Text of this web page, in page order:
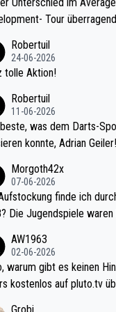
Tour
Da gewinnst keinen Blumentopf - ist ja n
eines Kreisligisten vs einem Bu
Robertuil
24-06-2026
tolle Aktion!
Robertuil
11-06-2026
was dem Darts-
konnte, Adrian
Morgoth42x
07-06-2026
finde ich
sehr kur
Somit ändert die
nichts. Ich denke sie wollen damit für nächste
AW1963
02-06-2026
M
kostenlos auf pluto.tv